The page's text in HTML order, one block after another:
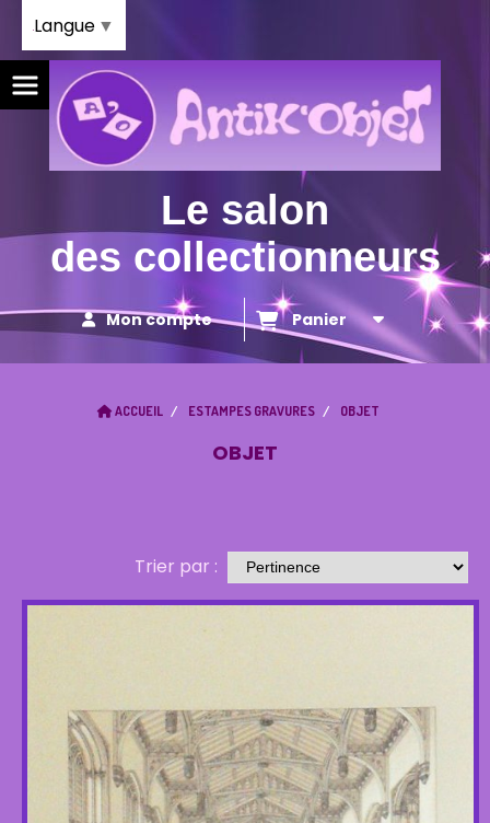
Le salon
des collectionneurs
Mon compte Panier
ACCUEIL ESTAMPES GRAVURES OBJET
OBJET
Trier par :
Langue ▼